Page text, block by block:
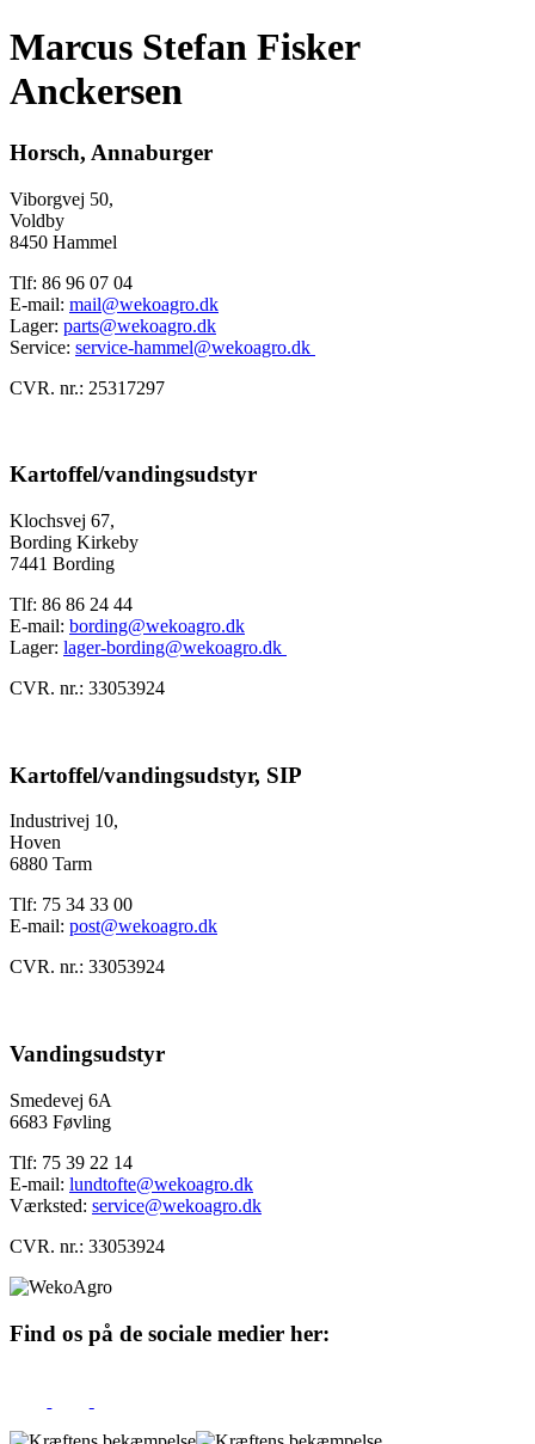
Marcus Stefan Fisker
Anckersen
Horsch, Annaburger
Viborgvej 50,
Voldby
8450 Hammel
Tlf: 86 96 07 04
E-mail: mail@wekoagro.dk
Lager: parts@wekoagro.dk
Service: service-hammel@wekoagro.dk
CVR. nr.: 25317297
Kartoffel/vandingsudstyr
Klochsvej 67,
Bording Kirkeby
7441 Bording
Tlf: 86 86 24 44
E-mail: bording@wekoagro.dk
Lager: lager-bording@wekoagro.dk
CVR. nr.: 33053924
Kartoffel/vandingsudstyr, SIP
Industrivej 10,
Hoven
6880 Tarm
Tlf: 75 34 33 00
E-mail: post@wekoagro.dk
CVR. nr.: 33053924
Vandingsudstyr
Smedevej 6A
6683 Føvling
Tlf: 75 39 22 14
E-mail: lundtofte@wekoagro.dk
Værksted: service@wekoagro.dk
CVR. nr.: 33053924
Find os på de sociale medier her: